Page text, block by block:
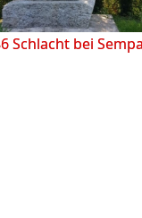
Schlacht bei